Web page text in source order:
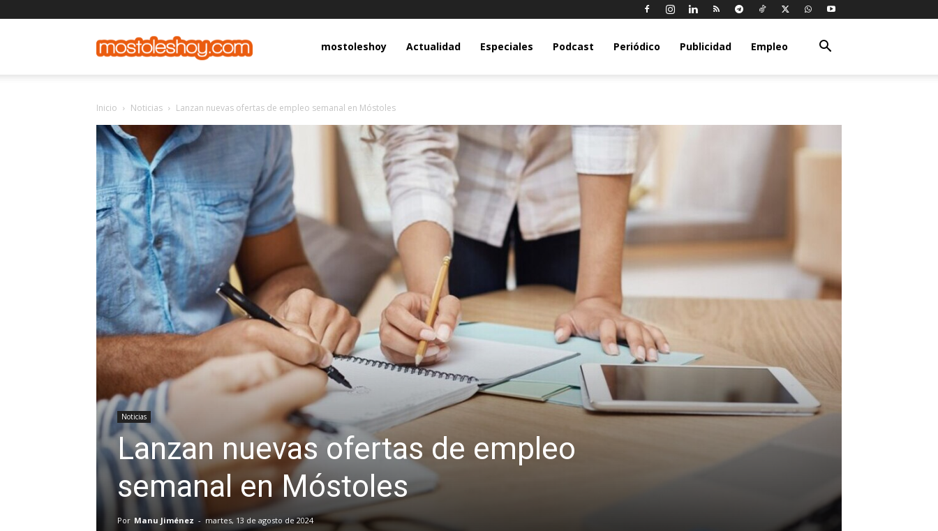
mostoleshoy.commostoleshoy Actualidad Especiales Podcast Periódico Publicidad Empleo
Inicio Noticias Lanzan nuevas ofertas de empleo semanal en Móstoles
Noticias
Lanzan nuevas ofertas de empleo
semanal en Móstoles
Por Manu Jiménez - martes, 13 de agosto de 2024